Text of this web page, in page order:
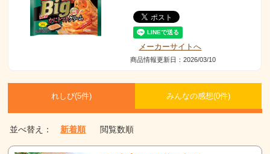
メーカーサイトへ
商品情報更新日：2026/03/10
れしぴ(5件) みんなの感想(0件)
並べ替え： 新着順 閲覧数順